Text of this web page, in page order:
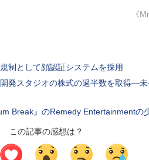
《
制として顔認証システムを採用
発スタジオの株式の過半数を取得―
Break』のRemedy Entertainmentの
この記事の感想は？